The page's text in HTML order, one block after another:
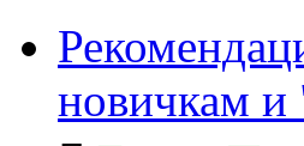
новичкам и